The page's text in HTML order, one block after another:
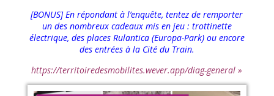
[BONUS] En répondant à l’enquête, tentez de remporter
un des nombreux cadeaux mis en jeu : trottinette
électrique, des places Rulantica (Europa-Park) ou encore
des entrées à la Cité du Train.
https://territoiredesmobilites.wever.app/diag-general »